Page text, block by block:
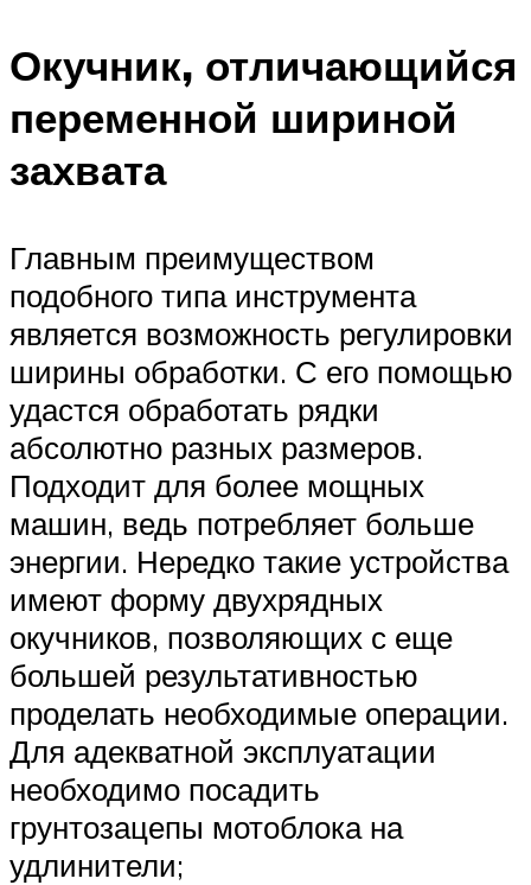
Окучник, отличающийся
переменной шириной
захвата
Главным преимуществом
подобного типа инструмента
является возможность регулировки
ширины обработки. С его помощью
удастся обработать рядки
абсолютно разных размеров.
Подходит для более мощных
машин, ведь потребляет больше
энергии. Нередко такие устройства
имеют форму двухрядных
окучников, позволяющих с еще
большей результативностью
проделать необходимые операции.
Для адекватной эксплуатации
необходимо посадить
грунтозацепы мотоблока на
удлинители;